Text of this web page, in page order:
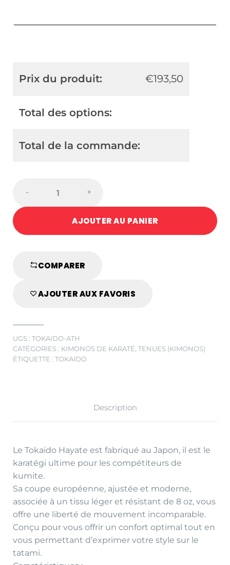
Prix du produit: €193,50
Total des options:
Total de la commande:
HAYATE
-
MADE
JAPAN
- +
AJOUTER AU PANIER
COMPARER
AJOUTER AUX FAVORIS
UGS : TOKAIDO-ATH
CATÉGORIES : KIMONOS DE KARATÉ, TENUES (KIMONOS)
ÉTIQUETTE : TOKAIDO
Description
Le Tokaido Hayate est fabriqué au Japon, il est le
karatégi ultime pour les compétiteurs de
kumite.
Sa coupe européenne, ajustée et moderne,
associée à un tissu léger et résistant de 8 oz, vous
offre une liberté de mouvement incomparable.
Conçu pour vous offrir un confort optimal tout en
vous permettant d’exprimer votre style sur le
tatami.